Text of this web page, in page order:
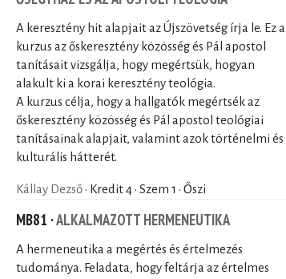
A keresztény hit alapjait az Újszövetség írja le. Ez a
kurzus az őskeresztény közösség és Pál apostol
tanításait vizsgálja, hogy megértsük, hogyan
alakult ki a korai keresztény teológia.
A kurzus célja, hogy a hallgatók megértsék az
őskeresztény közösség és Pál apostol teológiai
tanításainak alapjait, valamint azok történelmi és
kulturális hátterét.
Kállay Dezső· Kredit 4 · Szem 1 · Őszi
MB81 ·ALKALMAZOTT HERMENEUTIKA
A hermeneutika a megértés és értelmezés
tudománya. Feladata, hogy feltárja az értelmes